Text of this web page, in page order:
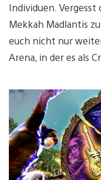
Individuen. Vergesst
Mekkah Madlantis
euch nicht nur
Arena, in der es als